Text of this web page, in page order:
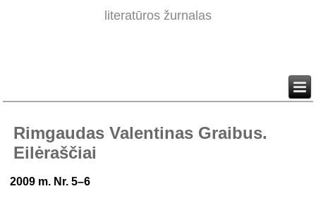
literatūros žurnalas
Rimgaudas Valentinas Graibus.
Eilėraščiai
2009 m. Nr. 5–6